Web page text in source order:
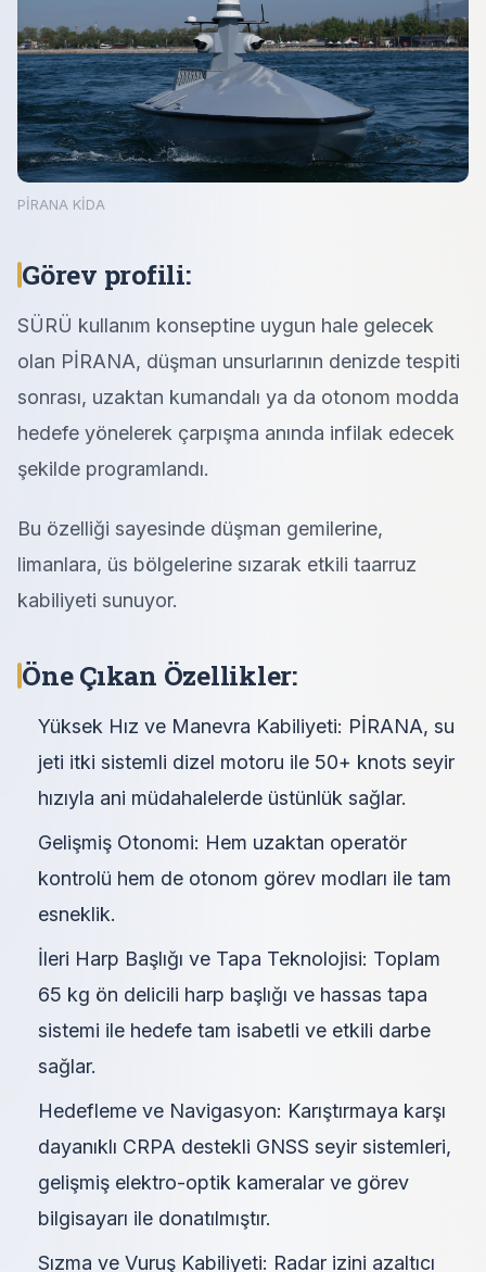
PİRANA KİDA
Görev profili:
SÜRÜ kullanım konseptine uygun hale gelecek
olan PİRANA, düşman unsurlarının denizde tespiti
sonrası, uzaktan kumandalı ya da otonom modda
hedefe yönelerek çarpışma anında infilak edecek
şekilde programlandı.
Bu özelliği sayesinde düşman gemilerine,
limanlara, üs bölgelerine sızarak etkili taarruz
kabiliyeti sunuyor.
Öne Çıkan Özellikler:
Yüksek Hız ve Manevra Kabiliyeti: PİRANA, su
jeti itki sistemli dizel motoru ile 50+ knots seyir
hızıyla ani müdahalelerde üstünlük sağlar.
Gelişmiş Otonomi: Hem uzaktan operatör
kontrolü hem de otonom görev modları ile tam
esneklik.
İleri Harp Başlığı ve Tapa Teknolojisi: Toplam
65 kg ön delicili harp başlığı ve hassas tapa
sistemi ile hedefe tam isabetli ve etkili darbe
sağlar.
Hedefleme ve Navigasyon: Karıştırmaya karşı
dayanıklı CRPA destekli GNSS seyir sistemleri,
gelişmiş elektro-optik kameralar ve görev
bilgisayarı ile donatılmıştır.
Sızma ve Vuruş Kabiliyeti: Radar izini azaltıcı